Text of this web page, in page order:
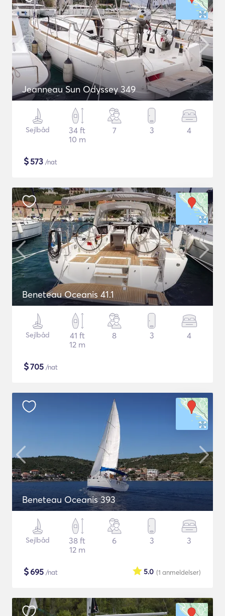
Jeanneau Sun Odyssey 349
Sejlbåd
34 ft
10 m
7 3 4
$573 /nat
Beneteau Oceanis 41.1
Sejlbåd
41 ft
12 m
8 3 4
$705 /nat
Beneteau Oceanis 393
Sejlbåd
38 ft
12 m
6 3 3
$695 /nat (1 anmeldelser)
5.0